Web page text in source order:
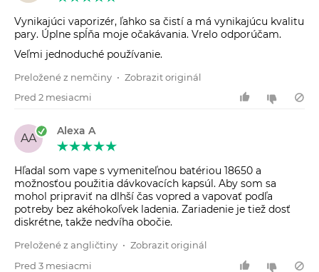
Vynikajúci vaporizér, ľahko sa čistí a má vynikajúcu kvalitu
pary. Úplne spĺňa moje očakávania. Vrelo odporúčam.
Veľmi jednoduché používanie.
Preložené z nemčiny • Zobrazit originál
Pred 2 mesiacmi
AA
Alexa A
Hľadal som vape s vymeniteľnou batériou 18650 a
možnosťou použitia dávkovacích kapsúl. Aby som sa
mohol pripraviť na dlhší čas vopred a vapovať podľa
potreby bez akéhokoľvek ladenia. Zariadenie je tiež dosť
diskrétne, takže nedvíha obočie.
Preložené z angličtiny • Zobrazit originál
Pred 3 mesiacmi